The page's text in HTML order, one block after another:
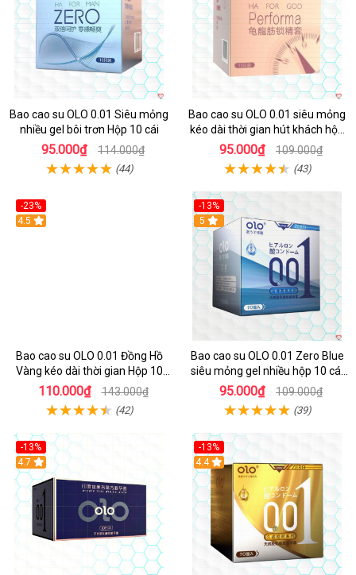
Bao cao su OLO 0.01 Siêu mỏng
nhiều gel bôi trơn Hộp 10 cái
95.000₫ 114.000₫
(44)
Bao cao su OLO 0.01 siêu mỏng
kéo dài thời gian hút khách hộp
10
95.000₫ 109.000₫
(43)
-23%
Hot
4.5
Bao cao su OLO 0.01 Đồng Hồ
Vàng kéo dài thời gian Hộp 10
cái bán chạy
110.000₫ 143.000₫
(42)
-13%
Hot
5
Bao cao su OLO 0.01 Zero Blue
siêu mỏng gel nhiều hộp 10 cái
giá tốt
95.000₫ 109.000₫
(39)
-13%
Hot
4.7
-13%
Hot
4.4